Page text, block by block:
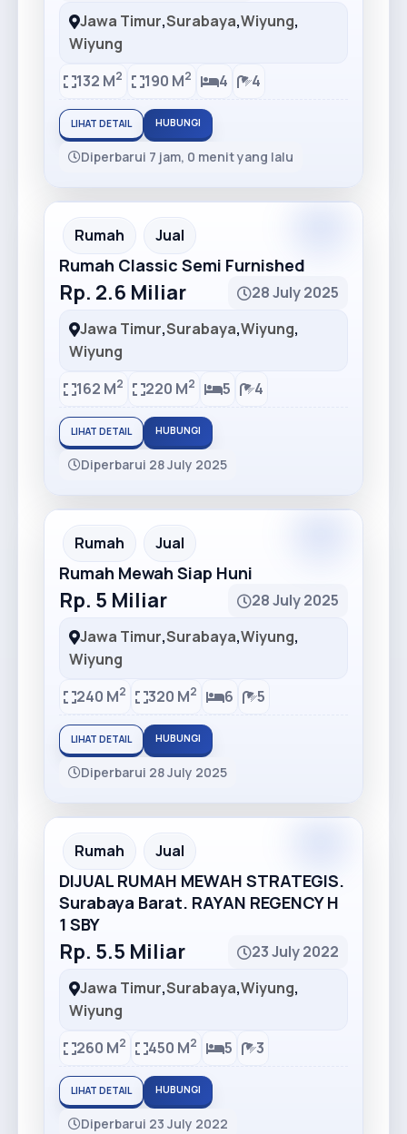
Jawa Timur,Surabaya,Wiyung,
Wiyung
132 M2 190 M2 4 4
LIHAT DETAIL HUBUNGI
Diperbarui 7 jam, 0 menit yang lalu
Recommended
Rumah Jual
Rumah Classic Semi Furnished
Rp. 2.6 Miliar
28 July 2025
Jawa Timur,Surabaya,Wiyung,
Wiyung
162 M2 220 M2 5 4
LIHAT DETAIL HUBUNGI
Diperbarui 28 July 2025
Recommended
Rumah Jual
Rumah Mewah Siap Huni
Rp. 5 Miliar
28 July 2025
Jawa Timur,Surabaya,Wiyung,
Wiyung
240 M2 320 M2 6 5
LIHAT DETAIL HUBUNGI
Diperbarui 28 July 2025
Rumah Jual
DIJUAL RUMAH MEWAH STRATEGIS.
Surabaya Barat. RAYAN REGENCY H
1 SBY
Rp. 5.5 Miliar
23 July 2022
Jawa Timur,Surabaya,Wiyung,
Wiyung
260 M2 450 M2 5 3
LIHAT DETAIL HUBUNGI
Diperbarui 23 July 2022